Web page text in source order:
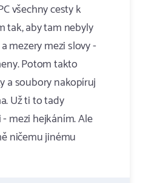
všechny cesty k
tak, aby tam nebyly
mezery mezi slovy -
Potom takto
a soubory nakopíruj
Už ti to tady
mezi hejkáním. Ale
ničemu jinému